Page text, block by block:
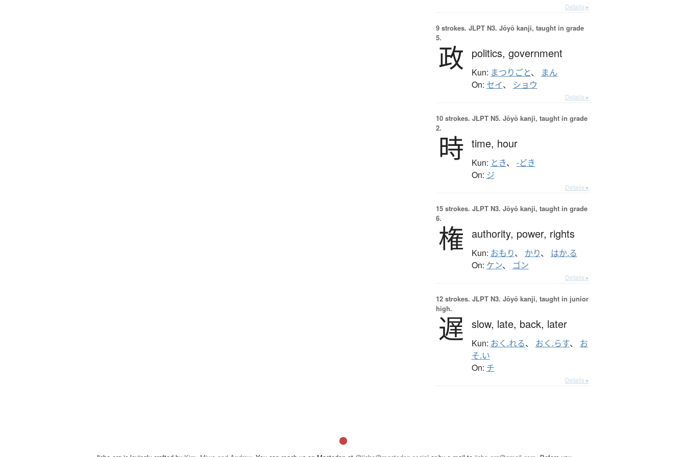
Details ▸
9 strokes. JLPT N3. Jōyō kanji, taught in grade
5.
政 politics, government
Kun: まつりごと、 まん
On: セイ、 ショウ
Details ▸
10 strokes. JLPT N5. Jōyō kanji, taught in grade
2.
時 time, hour
Kun: とき、 -どき
On: ジ
Details ▸
15 strokes. JLPT N3. Jōyō kanji, taught in grade
6.
権 authority, power, rights
Kun: おもり、 かり、 はか.る
On: ケン、 ゴン
Details ▸
12 strokes. JLPT N3. Jōyō kanji, taught in junior
high.
遅 slow, late, back, later
Kun: おく.れる、 おく.らす、 お
そ.い
On: チ
Details ▸